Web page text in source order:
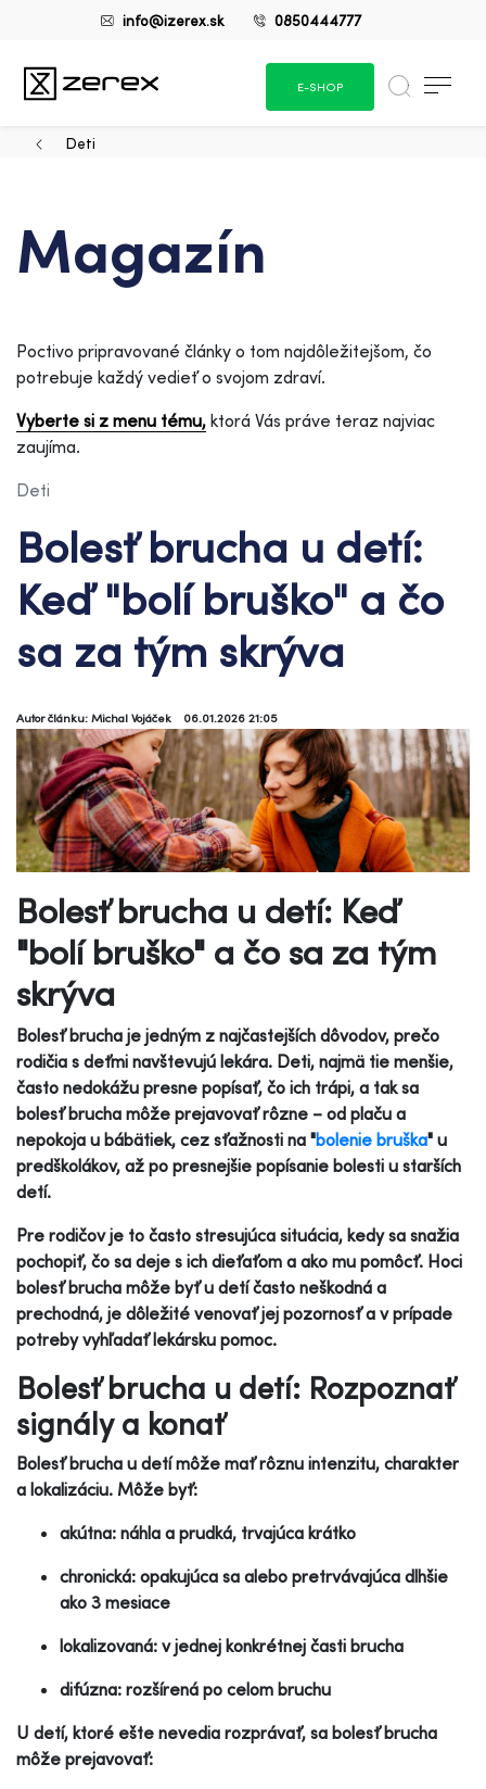
info@izerex.sk 0850444777
E-SHOP
Deti
Magazín
Poctivo pripravované články o tom najdôležitejšom, čo
potrebuje každý vedieť o svojom zdraví.
Vyberte si z menu tému, ktorá Vás práve teraz najviac
zaujíma.
Deti
Bolesť brucha u detí:
Keď "bolí bruško" a čo
sa za tým skrýva
Autor článku: Michal Vojáček 06.01.2026 21:05
Bolesť brucha u detí: Keď
"bolí bruško" a čo sa za tým
skrýva
Bolesť brucha je jedným z najčastejších dôvodov, prečo
rodičia s deťmi navštevujú lekára. Deti, najmä tie menšie,
často nedokážu presne popísať, čo ich trápi, a tak sa
bolesť brucha môže prejavovať rôzne – od plaču a
nepokoja u bábätiek, cez sťažnosti na "bolenie bruška" u
predškolákov, až po presnejšie popísanie bolesti u starších
detí.
Pre rodičov je to často stresujúca situácia, kedy sa snažia
pochopiť, čo sa deje s ich dieťaťom a ako mu pomôcť. Hoci
bolesť brucha môže byť u detí často neškodná a
prechodná, je dôležité venovať jej pozornosť a v prípade
potreby vyhľadať lekársku pomoc.
Bolesť brucha u detí: Rozpoznať
signály a konať
Bolesť brucha u detí môže mať rôznu intenzitu, charakter
a lokalizáciu. Môže byť:
akútna: náhla a prudká, trvajúca krátko
chronická: opakujúca sa alebo pretrvávajúca dlhšie
ako 3 mesiace
lokalizovaná: v jednej konkrétnej časti brucha
difúzna: rozšírená po celom bruchu
U detí, ktoré ešte nevedia rozprávať, sa bolesť brucha
môže prejavovať: